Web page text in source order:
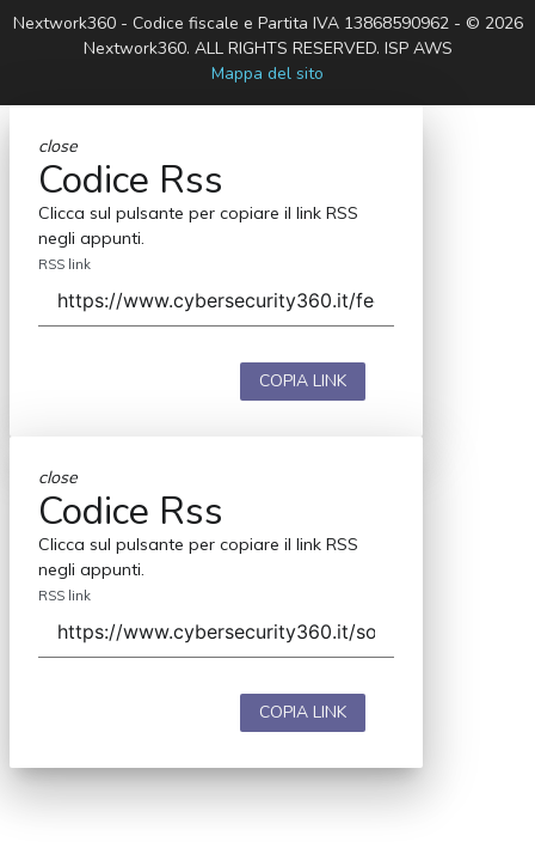
Nextwork360 - Codice fiscale e Partita IVA 13868590962 - © 2026
Nextwork360. ALL RIGHTS RESERVED. ISP AWS
Mappa del sito
close
Codice Rss
Clicca sul pulsante per copiare il link RSS
negli appunti.
RSS link
COPIA LINK
close
Codice Rss
Clicca sul pulsante per copiare il link RSS
negli appunti.
RSS link
COPIA LINK